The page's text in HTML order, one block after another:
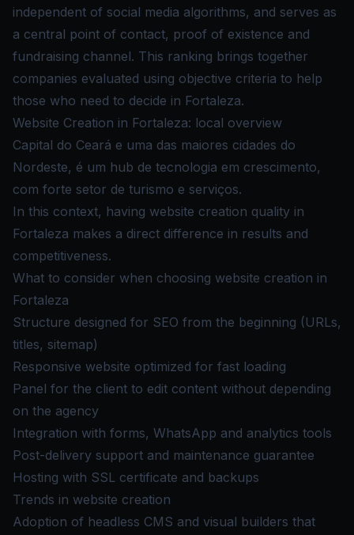
independent of social media algorithms, and serves as
a central point of contact, proof of existence and
fundraising channel. This ranking brings together
companies evaluated using objective criteria to help
those who need to decide in Fortaleza.
Website Creation in Fortaleza: local overview
Capital do Ceará e uma das maiores cidades do
Nordeste, é um hub de tecnologia em crescimento,
com forte setor de turismo e serviços.
In this context, having website creation quality in
Fortaleza makes a direct difference in results and
competitiveness.
What to consider when choosing website creation in
Fortaleza
Structure designed for SEO from the beginning (URLs,
titles, sitemap)
Responsive website optimized for fast loading
Panel for the client to edit content without depending
on the agency
Integration with forms, WhatsApp and analytics tools
Post-delivery support and maintenance guarantee
Hosting with SSL certificate and backups
Trends in website creation
Adoption of headless CMS and visual builders that